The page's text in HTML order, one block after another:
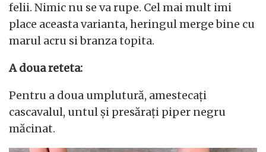
felii. Nimic nu se va rupe. Cel mai mult imi
place aceasta varianta, heringul merge bine cu
marul acru si branza topita.
A doua reteta:
Pentru a doua umplutură, amestecați
cascavalul, untul și presărați piper negru
măcinat.